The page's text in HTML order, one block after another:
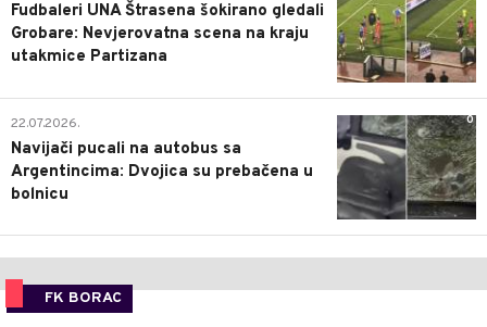
Fudbaleri UNA Štrasena šokirano gledali
Grobare: Nevjerovatna scena na kraju
utakmice Partizana
0
22.07.2026.
Navijači pucali na autobus sa
Argentincima: Dvojica su prebačena u
bolnicu
FK BORAC